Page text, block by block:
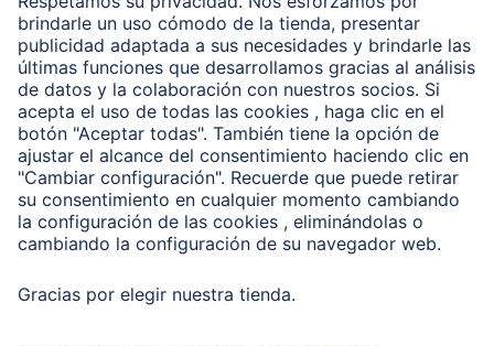
Clientes online
Conviértete en distribuidor
Compañía
Historia de la empresa
Hama en todo el Mundo
Sostenibilidad